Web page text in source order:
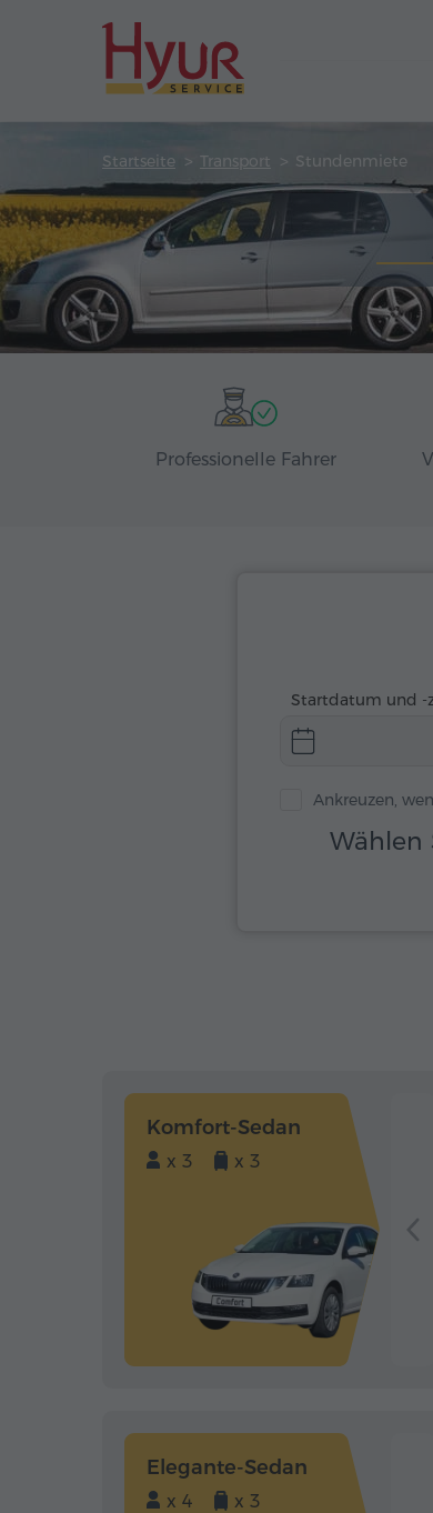
Startseite Transport Stundenmiete
Professionelle Fahrer
Startdatum und -
Ankreuzen,
Wählen
Komfort-Sedan
x 3 x 3
Elegante-Sedan
x 4 x 3